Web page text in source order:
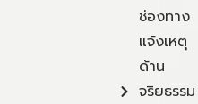
ช่องทาง
แจ้งเหตุ
ด้าน
จริยธรรม